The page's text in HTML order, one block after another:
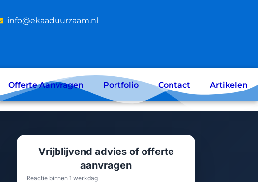
info@ekaaduurzaam.nl
Offerte Aanvragen Portfolio Contact Artikelen
Vrijblijvend advies of offerte
aanvragen
Reactie binnen 1 werkdag